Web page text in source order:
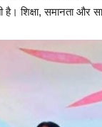
शिक्षा, समानता और